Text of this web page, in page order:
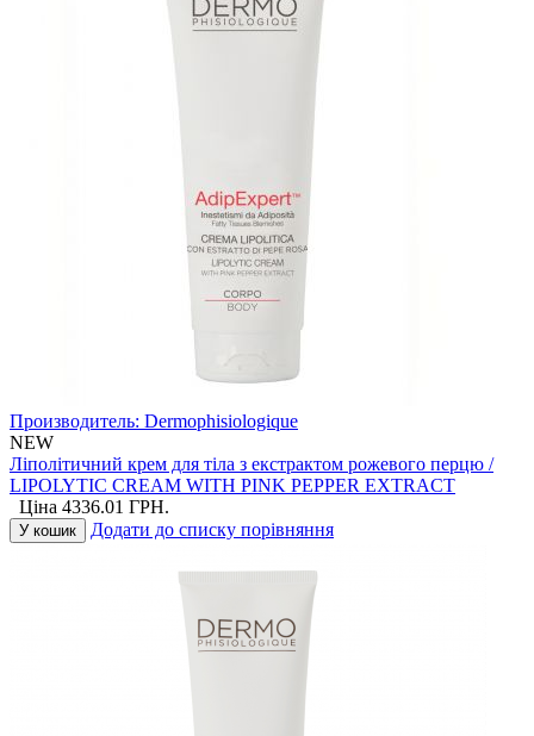
Производитель: Dermophisiologique
NEW
Ліполітичний крем для тіла з екстрактом рожевого перцю /
LIPOLYTIC CREAM WITH PINK PEPPER EXTRACT
Ціна 4336.01 ГРН.
У кошик Додати до списку порівняння